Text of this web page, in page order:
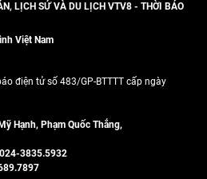
LỊCH SỬ VÀ DU LỊCH VTV8 - THỜI BÁO
Việt Nam
điện tử số 483/GP-BTTTT cấp ngày
Hạnh, Phạm Quốc Thắng,
024-3835.5932